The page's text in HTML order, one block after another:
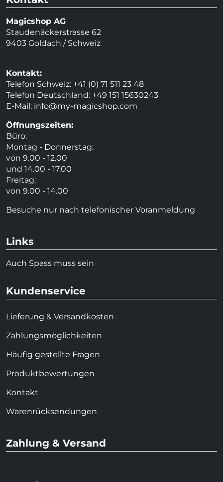
Magicshop AG
Staudenäckerstrasse 62
9403 Goldach / Schweiz
Kontakt:
Telefon Schweiz: +41 (0) 71 511 23 48
Telefon Deutschland: +49 151 15630243
E-Mail: info@my-magicshop.com
Öffnungszeiten:
Büro:
Montag - Donnerstag:
von 9.00 - 12.00
und 14.00 - 17.00
Freitag:
von 9.00 - 14.00
Besuche nur nach telefonischer Voranmeldung
Links
Auch Spass muss sein
Kundenservice
Lieferung & Versandkosten
Zahlungsmöglichkeiten
Häufig gestellte Fragen
Produktbewertungen
Kontakt
Warenrücksendungen
Zahlung & Versand